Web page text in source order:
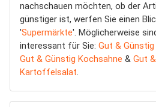
nachschauen möchten, ob der
günstiger ist, werfen Sie einen
'Supermärkte'. Möglicherweise
interessant für Sie: Gut &
Gut & Günstig Kochsahne & Gut
Kartoffelsalat.